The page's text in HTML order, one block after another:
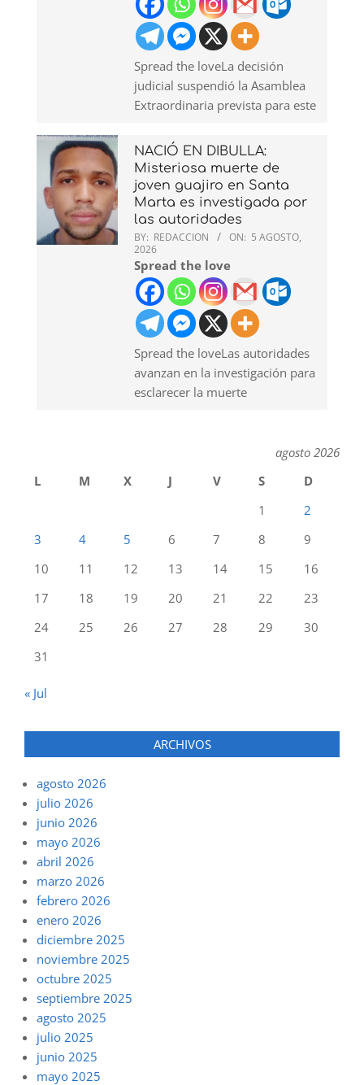
Spread the loveLa decisión
judicial suspendió la Asamblea
Extraordinaria prevista para este
NACIÓ EN DIBULLA:
Misteriosa muerte de
joven guajiro en Santa
Marta es investigada por
las autoridades
BY: REDACCION ON: 5 AGOSTO,
2026
Spread the love
Spread the loveLas autoridades
avanzan en la investigación para
esclarecer la muerte
agosto 2026
L
M X J V S
D
1
2
3
4 5 6 7 8
9
10
11 12 13 14 15
16
17
18 19 20 21 22
23
24
25 26 27 28 29
30
31
« Jul
ARCHIVOS
agosto 2026
julio 2026
junio 2026
mayo 2026
abril 2026
marzo 2026
febrero 2026
enero 2026
diciembre 2025
noviembre 2025
octubre 2025
septiembre 2025
agosto 2025
julio 2025
junio 2025
mayo 2025